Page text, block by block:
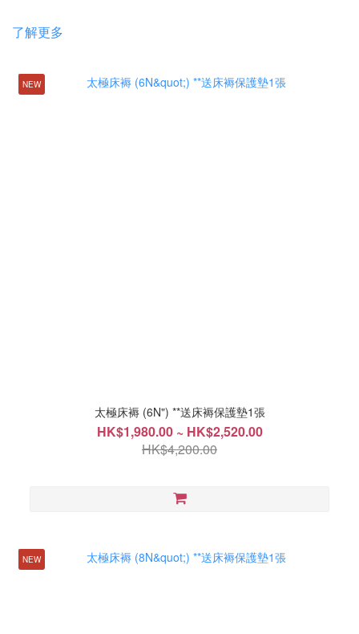
了解更多
NEW
太極床褥 (6N") **送床褥保護墊1張
HK$1,980.00 ~ HK$2,520.00
HK$4,200.00
NEW